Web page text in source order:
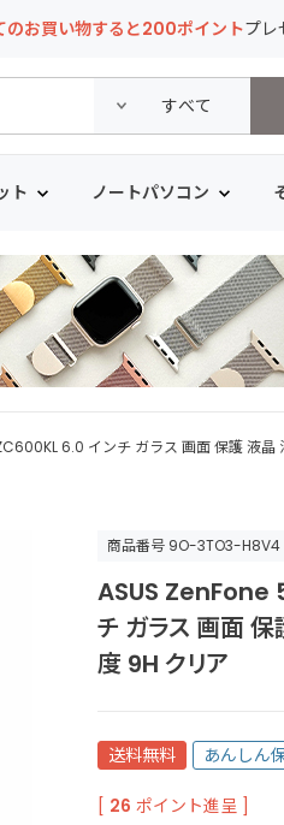
のお買い物すると200ポイントプレ
ト ノートパソコン
6.0 インチ ガラス 画面 保護 液晶
商品番号 9O-3TO3-H8V4
ASUS ZenFone
チ ガラス 画面
度 9H クリア
送料無料 あんしん
[ 26 ポイント進呈 ]